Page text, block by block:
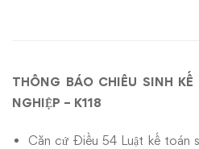
Doanh
Nghiệp
THÔNG BÁO CHIÊU SINH
NGHIỆP – K118
Căn cứ Điều 54 Luật kế toán